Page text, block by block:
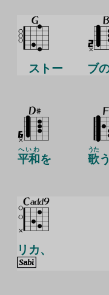
ストー ブ
平和
へいわ
を 歌
うた
う
リカ、